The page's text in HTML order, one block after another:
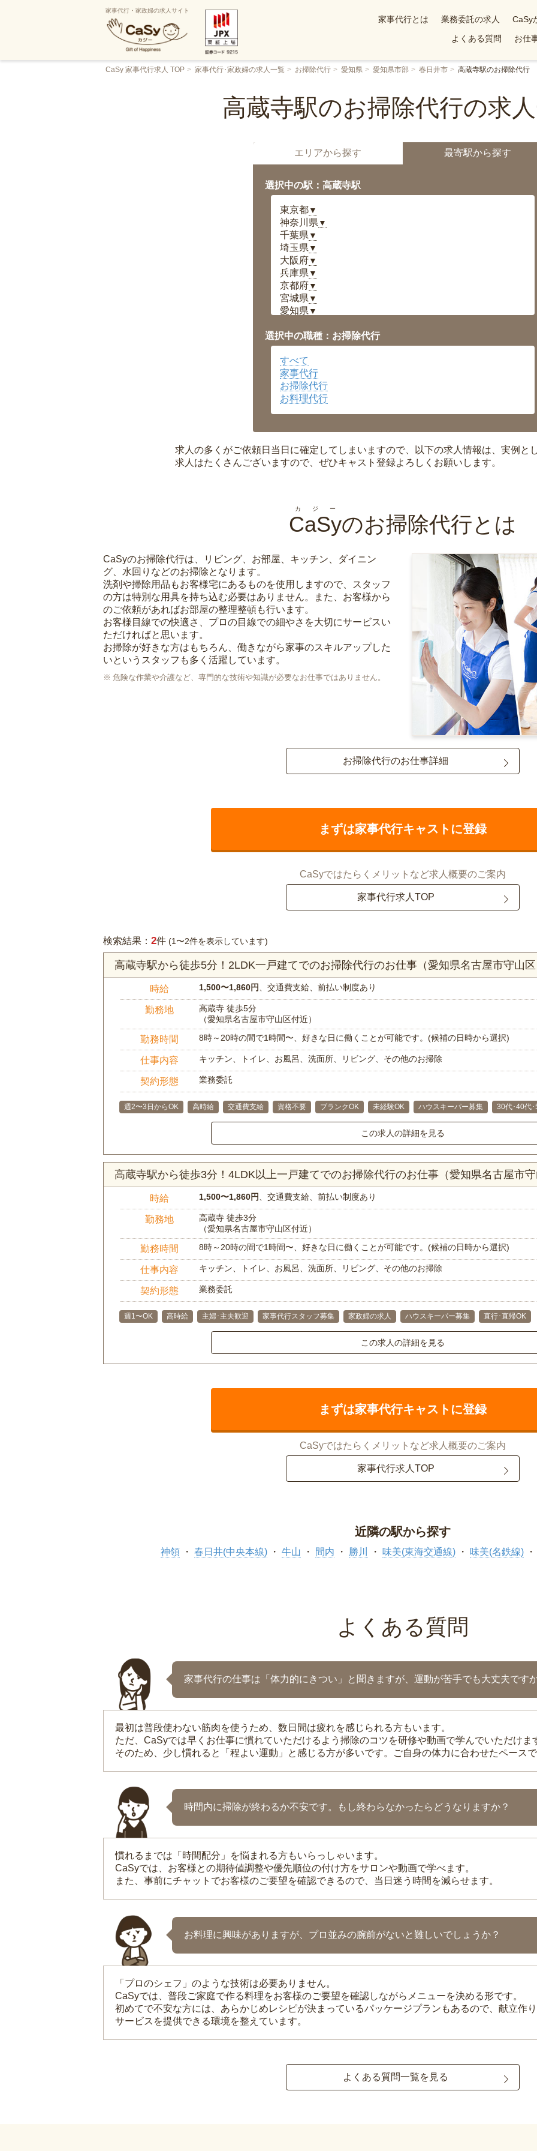
家事代行・家政婦の求人サイト
家事代行とは 業務委託の求人
CaSy
よくある質問
お仕
CaSy 家事代行求人 TOP 家事代行･家政婦の求人一覧 お掃除代行 愛知県 愛知県市部 春日井市 高蔵寺駅のお掃除代行
高蔵寺駅のお掃除代行の求
エリアから探す 最寄駅から探す
選択中の駅：高蔵寺駅
東京都▼
神奈川県 ▼
千葉県 ▼
埼玉県 ▼
大阪府▼
兵庫県 ▼
京都府▼
宮城県 ▼
愛知県 ▼
岡山県▼
広島県▼
沖縄県
選択中の職種：お掃除代行
すべて
家事代行
お掃除代行
お料理代行
求人の多くがご依頼日当日に確定してしまいますので、以下の求人情報は、実例と
求人はたくさんございますので、ぜひキャスト登録よろしくお願いします。
CaSy
カジー
のお掃除代行とは
CaSyのお掃除代行は、リビング、お部屋、キッチン、ダイニン
グ、水回りなどのお掃除となります。
洗剤や掃除用品もお客様宅にあるものを使用しますので、スタッフ
の方は特別な用具を持ち込む必要はありません。また、お客様から
のご依頼があればお部屋の整理整頓も行います。
お客様目線での快適さ、プロの目線での細やさを大切にサービスい
ただければと思います。
お掃除が好きな方はもちろん、働きながら家事のスキルアップした
いというスタッフも多く活躍しています。
危険な作業や介護など、専門的な技術や知識が必要なお仕事ではありません。
お掃除代行のお仕事詳細
まずは家事代行キャストに登録
CaSyではたらくメリットなど求人概要のご案内
家事代行求人TOP
検索結果： 2件 (1〜2件を表示しています)
高蔵寺駅から徒歩5分！2LDK一戸建てでのお掃除代行のお仕事（愛知県名古屋市守山
時給 1,500〜1,860円 、交通費支給、前払い制度あり
勤務地
高蔵寺 徒歩5分
（愛知県名古屋市守山区付近）
勤務時間 8時～20時の間で1時間〜、好きな日に働くことが可能です。(候補の日時から選択)
仕事内容 キッチン、トイレ、お風呂、洗面所、リビング、その他のお掃除
契約形態 業務委託
週2〜3日からOK 高時給 交通費支給 資格不要 ブランクOK 未経験OK ハウスキーパー募集 30代･40代
この求人の詳細を見る
高蔵寺駅から徒歩3分！4LDK以上一戸建てでのお掃除代行のお仕事（愛知県名古屋市
時給 1,500〜1,860円 、交通費支給、前払い制度あり
勤務地
高蔵寺 徒歩3分
（愛知県名古屋市守山区付近）
勤務時間 8時～20時の間で1時間〜、好きな日に働くことが可能です。(候補の日時から選択)
仕事内容 キッチン、トイレ、お風呂、洗面所、リビング、その他のお掃除
契約形態 業務委託
週1〜OK 高時給 主婦･主夫歓迎 家事代行スタッフ募集 家政婦の求人 ハウスキーパー募集 直行･直帰OK
この求人の詳細を見る
まずは家事代行キャストに登録
CaSyではたらくメリットなど求人概要のご案内
家事代行求人TOP
近隣の駅から探す
神領 春日井(中央本線) 牛山 間内 勝川 味美(東海交通線) 味美(名鉄線)
よくある質問
家事代行の仕事は「体力的にきつい」と聞きますが、運動が苦手でも大丈夫です
最初は普段使わない筋肉を使うため、数日間は疲れを感じられる方もいます。
ただ、CaSyでは早くお仕事に慣れていただけるよう掃除のコツを研修や動画で学んでいただけま
そのため、少し慣れると「程よい運動」と感じる方が多いです。ご自身の体力に合わせたペース
時間内に掃除が終わるか不安です。もし終わらなかったらどうなりますか？
慣れるまでは「時間配分」を悩まれる方もいらっしゃいます。
CaSyでは、お客様との期待値調整や優先順位の付け方をサロンや動画で学べます。
また、事前にチャットでお客様のご要望を確認できるので、当日迷う時間を減らせます。
お料理に興味がありますが、プロ並みの腕前がないと難しいでしょうか？
「プロのシェフ」のような技術は必要ありません。
CaSyでは、普段ご家庭で作る料理をお客様のご要望を確認しながらメニューを決める形です。
初めてで不安な方には、あらかじめレシピが決まっているパッケージプランもあるので、献立作
サービスを提供できる環境を整えています。
よくある質問一覧を見る